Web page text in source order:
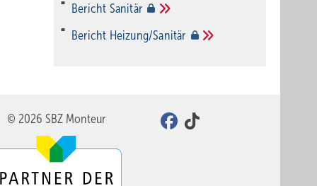
Bericht Sanitär
Bericht Heizung/Sanitär
© 2026 SBZ Monteur